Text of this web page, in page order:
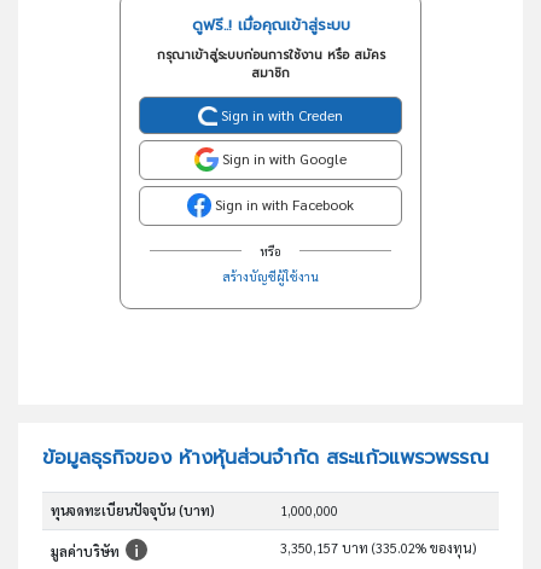
ดูฟรี..! เมื่อคุณเข้าสู่ระบบ
กรุณาเข้าสู่ระบบก่อนการใช้งาน หรือ สมัคร
สมาชิก
Sign in with Creden
Sign in with Google
Sign in with Facebook
หรือ
สร้างบัญชีผู้ใช้งาน
ข้อมูลธุรกิจของ ห้างหุ้นส่วนจำกัด สระแก้วแพรวพรรณ
ทุนจดทะเบียนปัจจุบัน (บาท) 1,000,000
มูลค่าบริษัท 3,350,157 บาท (335.02% ของทุน)